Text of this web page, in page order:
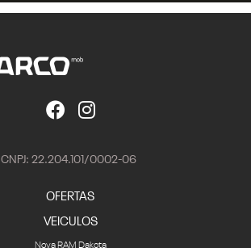
CNPJ: 22.204.101/0002-06
OFERTAS
VEICULOS
Nova RAM Dakota